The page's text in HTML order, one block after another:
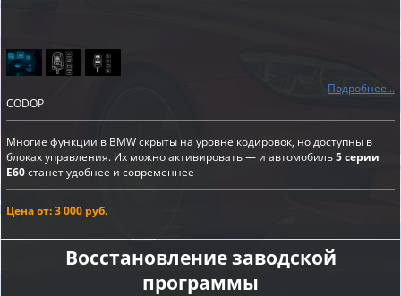
Подробнее...
CODOP
Многие функции в BMW скрыты на уровне кодировок, но доступны в
блоках управления. Их можно активировать — и автомобиль5 серии
E60станет удобнее и современнее
Цена от: 3 000 руб.
Восстановление заводской
программы